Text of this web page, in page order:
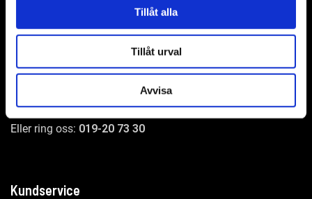
Tillåt alla
Tillåt urval
Avvisa
WER-agenturer AB
Adress: Elementvägen 7, 702 27 Örebro
Undrar du över något?
Mejla oss:info@wer.se
Eller ring oss: 019-20 73 30
Kundservice